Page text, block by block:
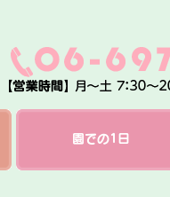
園での1日